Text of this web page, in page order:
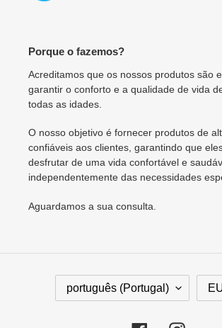
Porque o fazemos?
Acreditamos que os nossos produtos são
garantir o conforto e a qualidade de vida
todas as idades.
O nosso objetivo é fornecer produtos de
confiáveis aos clientes, garantindo que
desfrutar de uma vida confortável e
independentemente das necessidades
Aguardamos a sua consulta.
português (Portugal)